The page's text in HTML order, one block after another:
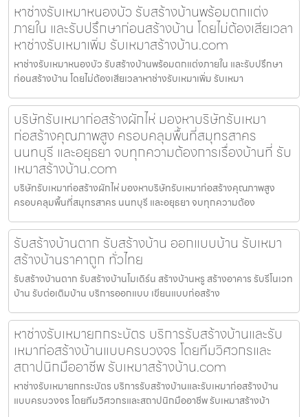
หาช่างรับเหมาหนองบัว รับสร้างบ้านพร้อมตกแต่ง
ภายใน และรับปรึกษาก่อนสร้างบ้าน โดยไม่ต้องเสียเวลา
หาช่างรับเหมาเพิ่ม รับเหมาสร้างบ้าน.com
หาช่างรับเหมาหนองบัว รับสร้างบ้านพร้อมตกแต่งภายใน และรับปรึกษา
ก่อนสร้างบ้าน โดยไม่ต้องเสียเวลาหาช่างรับเหมาเพิ่ม รับเหมา
บริษัทรับเหมาก่อสร้างผักไห่ มองหาบริษัทรับเหมา
ก่อสร้างคุณภาพสูง ครอบคลุมพื้นที่สมุทรสาคร
นนทบุรี และอยุธยา จบทุกความต้องการเรื่องบ้านที่ รับ
เหมาสร้างบ้าน.com
บริษัทรับเหมาก่อสร้างผักไห่ มองหาบริษัทรับเหมาก่อสร้างคุณภาพสูง
ครอบคลุมพื้นที่สมุทรสาคร นนทบุรี และอยุธยา จบทุกความต้อง
รับสร้างบ้านตาก รับสร้างบ้าน ออกแบบบ้าน รับเหมา
สร้างบ้านราคาถูก ทั่วไทย
รับสร้างบ้านตาก รับสร้างบ้านโมเดิร์น สร้างบ้านหรู สร้างอาคาร รับรีโนเวท
บ้าน รับต่อเติมบ้าน บริการออกแบบ เขียนแบบก่อสร้าง
หาช่างรับเหมายกกระบัตร บริการรับสร้างบ้านและรับ
เหมาก่อสร้างบ้านแบบครบวงจร โดยทีมวิศวกรและ
สถาปนิกมืออาชีพ รับเหมาสร้างบ้าน.com
หาช่างรับเหมายกกระบัตร บริการรับสร้างบ้านและรับเหมาก่อสร้างบ้าน
แบบครบวงจร โดยทีมวิศวกรและสถาปนิกมืออาชีพ รับเหมาสร้างบ้า